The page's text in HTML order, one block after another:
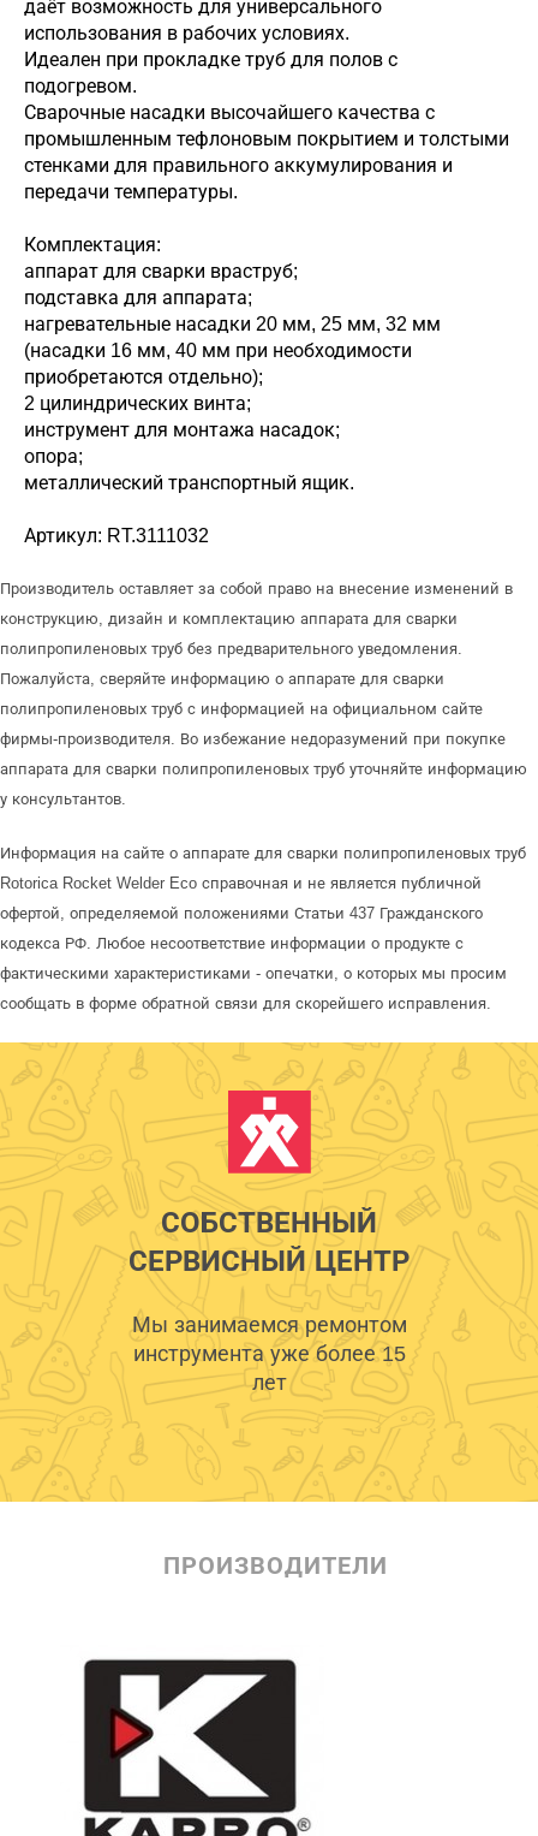
даёт возможность для универсального
использования в рабочих условиях.
Идеален при прокладке труб для полов с
подогревом.
Сварочные насадки высочайшего качества с
промышленным тефлоновым покрытием и толстыми
стенками для правильного аккумулирования и
передачи температуры.
Комплектация:
аппарат для сварки враструб;
подставка для аппарата;
нагревательные насадки 20 мм, 25 мм, 32 мм
(насадки 16 мм, 40 мм при необходимости
приобретаются отдельно);
2 цилиндрических винта;
инструмент для монтажа насадок;
опора;
металлический транспортный ящик.
Артикул: RT.3111032
Производитель оставляет за собой право на внесение изменений в
конструкцию, дизайн и комплектацию аппарата для сварки
полипропиленовых труб без предварительного уведомления.
Пожалуйста, сверяйте информацию о аппарате для сварки
полипропиленовых труб с информацией на официальном сайте
фирмы-производителя. Во избежание недоразумений при покупке
аппарата для сварки полипропиленовых труб уточняйте информацию
у консультантов.
Информация на сайте о аппарате для сварки полипропиленовых труб
Rotorica Rocket Welder Eco справочная и не является публичной
офертой, определяемой положениями Статьи 437 Гражданского
кодекса РФ. Любое несоответствие информации о продукте с
фактическими характеристиками - опечатки, о которых мы просим
сообщать в форме обратной связи для скорейшего исправления.
СОБСТВЕННЫЙ
СЕРВИСНЫЙ ЦЕНТР
Мы занимаемся ремонтом
инструмента уже более 15
лет
ПРОИЗВОДИТЕЛИ